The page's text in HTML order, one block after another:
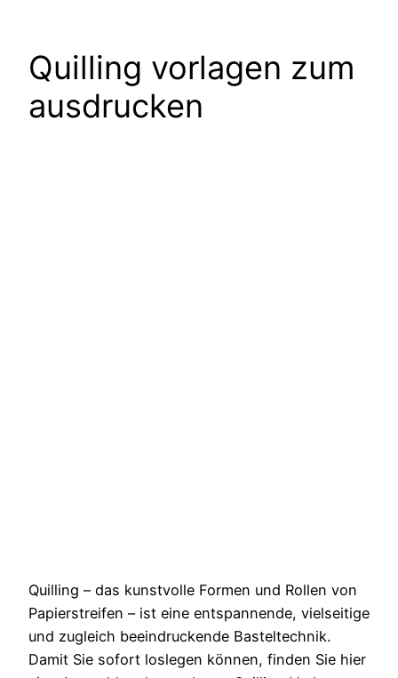
Quilling vorlagen zum
ausdrucken
Quilling – das kunstvolle Formen und Rollen von
Papierstreifen – ist eine entspannende, vielseitige
und zugleich beeindruckende Basteltechnik.
Damit Sie sofort loslegen können, finden Sie hier